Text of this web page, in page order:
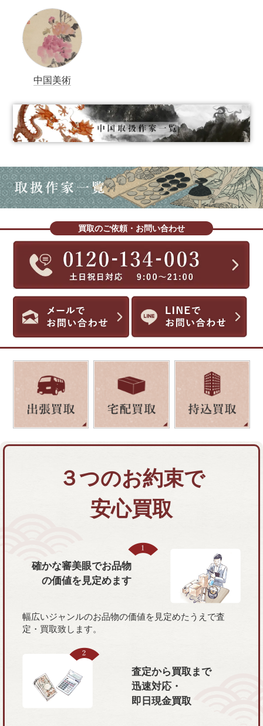
中国美術
買取のご依頼・お問い合わせ
３つのお約束で
安心買取
確かな審美眼でお品物
の価値を 見定めます
幅広いジャンルのお品物の価値を見定めたうえで査
定・買取致します。
査定から買取まで
迅速対応・
即日現金買取